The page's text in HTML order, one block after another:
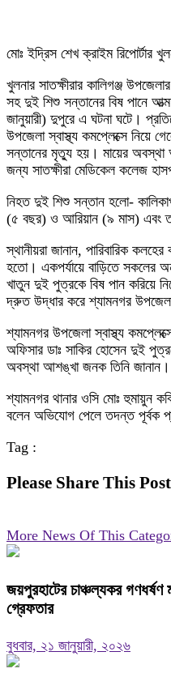
মোঃ ইদ্রিস শেখ ক্রাইম রিপোর্টার
খুলনার সাতক্ষীরার কালিগঞ্জ
সহ দুই শিশু সন্তানের বিষ পানে
জানুয়ারী) দুপুরে এ ঘটনা ঘটে।
উপজেলা স্বাস্থ্য কমপ্লেক্সে নিয়ে
সন্তানের মৃত্যু হয়। মায়ের
জন্য সাতক্ষীরা মেডিকেল কলেজ
নিহত দুই শিশু সন্তান হলো-
(৫ বছর) ও আরিয়ান (৯ মাস) এবং
স্থানীয়রা জানান, পারিবারিক
হতো। একপর্যায়ে বাড়িতে সকলের
খাতুন দুই পুত্রকে বিষ পান করিয়ে
দ্রুত উদ্ধার করে শ্যামনগর উপজেলা
শ্যামনগর উপজেলা স্বাস্থ্য
অফিসার ডাঃ সাকির হোসেন দুই
অবস্থা আশঙ্খা জনক তিনি জানান।
শ্যামনগর থানার ওসি মোঃ হুমায়ুন
বলেন অভিযোগ পেলে তদন্ত পূর্বক
Tag :
Please Share This
More News Of This
জয়পুরহাটের চাঞ্চল্যকর গণধর্ষণ
গ্রেফতার
বুধবার, ২১ জানুয়ারী, ২০২৬